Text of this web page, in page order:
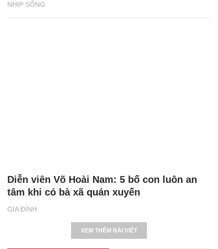
NHỊP SỐNG
GIA ĐÌNH
Diễn viên Võ Hoài Nam: 5 bố con luôn an
tâm khi có bà xã quán xuyến
XEM THÊM BÀI VIẾT